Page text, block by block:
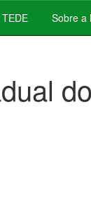
Sobre a